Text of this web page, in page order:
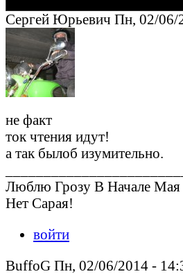
Сергей Юрьевич Пн, 02/06/
не факт
ток чтения идут!
а так былоб изумительно.
Люблю Грозу В Начале
Нет Сарая!
войти
BuffoG Пн, 02/06/2014 -